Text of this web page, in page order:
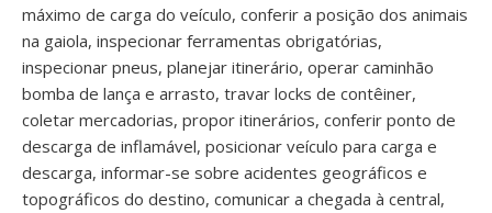
máximo de carga do veículo, conferir a posição dos animais
na gaiola, inspecionar ferramentas obrigatórias,
inspecionar pneus, planejar itinerário, operar caminhão
bomba de lança e arrasto, travar locks de contêiner,
coletar mercadorias, propor itinerários, conferir ponto de
descarga de inflamável, posicionar veículo para carga e
descarga, informar-se sobre acidentes geográficos e
topográficos do destino, comunicar a chegada à central,